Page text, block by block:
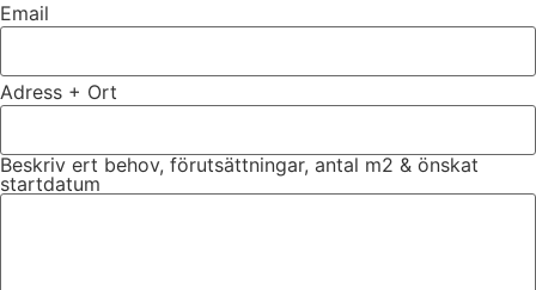
Email
Adress + Ort
Beskriv ert behov, förutsättningar, antal m2 & önskat
startdatum